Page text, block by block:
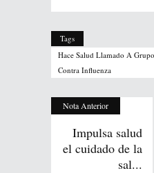
Tags
Hace Salud Llamado A
Contra Influenza
Nota Anterior
Impulsa salud
el cuidado de la
sal...